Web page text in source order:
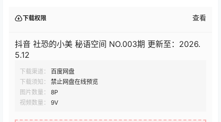
下载权限 查看
抖音 社恐的小美 秘语空间 NO.003期 更新至：2026.
5.12
下载渠道：
百度网盘
下载须知：
禁止网盘在线预览
图片数量：
8P
视频数量：
9V